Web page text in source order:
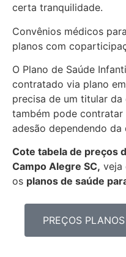
certa tranquilidade.
Convênios médicos
planos com
O Plano de Saúde
contratado via plano
precisa de um titular da
também pode
adesão dependendo da
Cote tabela de preços
Campo Alegre SC, veja
os planos de saúde
PREÇOS